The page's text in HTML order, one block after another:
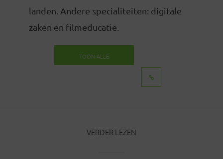
landen. Andere specialiteiten: digitale
zaken en filmeducatie.
TOON ALLE
VERDER LEZEN